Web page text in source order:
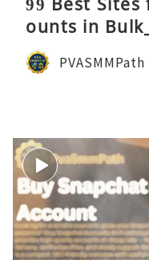
ounts in
PVASMMPath